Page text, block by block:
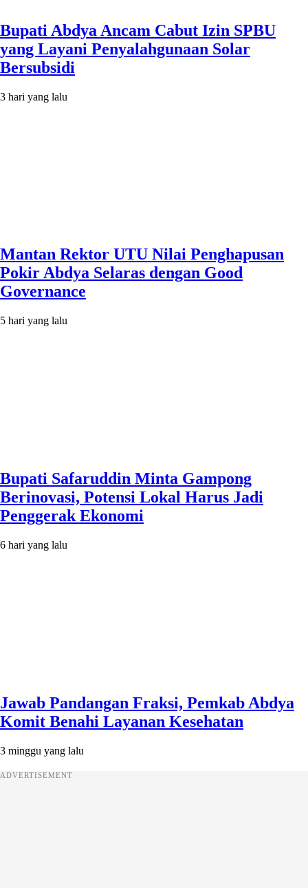
Bupati Abdya Ancam Cabut Izin SPBU
yang Layani Penyalahgunaan Solar
Bersubsidi
3 hari yang lalu
Mantan Rektor UTU Nilai Penghapusan
Pokir Abdya Selaras dengan Good
Governance
5 hari yang lalu
Bupati Safaruddin Minta Gampong
Berinovasi, Potensi Lokal Harus Jadi
Penggerak Ekonomi
6 hari yang lalu
Jawab Pandangan Fraksi, Pemkab Abdya
Komit Benahi Layanan Kesehatan
3 minggu yang lalu
ADVERTISEMENT